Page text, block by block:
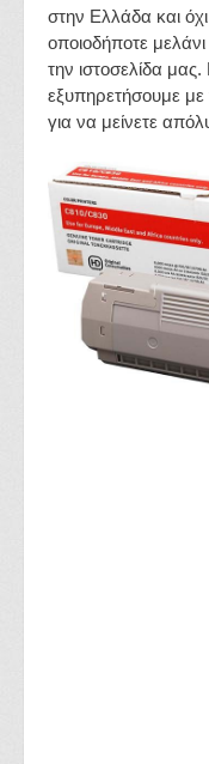
στην Ελλάδα και
οποιοδήποτε
την ιστοσελίδα
εξυπηρετήσουμε με
για να μείνετε